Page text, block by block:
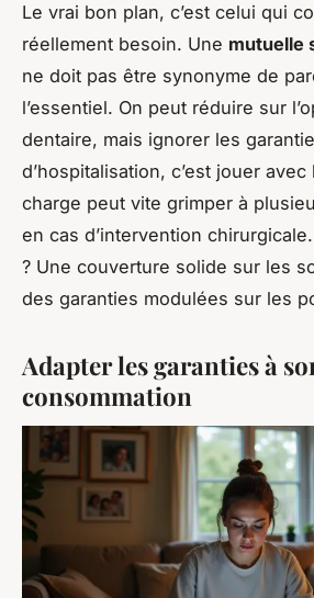
Le vrai bon plan, c’est celui qui
réellement besoin. Une mutuelle
ne doit pas être synonyme de
l’essentiel. On peut réduire sur
dentaire, mais ignorer les
d’hospitalisation, c’est jouer
charge peut vite grimper à
en cas d’intervention
? Une couverture solide sur les
des garanties modulées sur les
Adapter les garanties à
consommation